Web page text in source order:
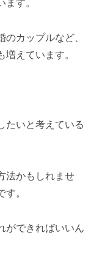
す。
カップルなど、
えています。
たいと考えている
法かもしれませ
。
ができればいいん